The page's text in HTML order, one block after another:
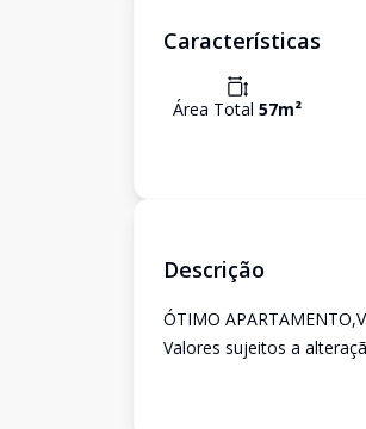
Características
Área Total 57m²
Descrição
ÓTIMO
Valores sujeitos a